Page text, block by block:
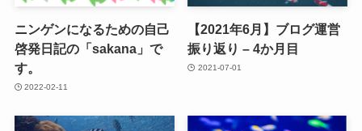
ニンゲンになるための自己
啓発日記の「sakana」で
す。
2022-02-11
【2021年6月】ブログ運営
振り返り – 4か月目
2021-07-01